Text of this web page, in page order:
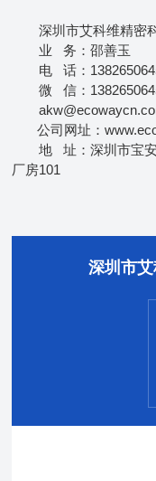
深圳市艾科维精密
业 务：邵善玉
电 话：
微 信：
公司网址：
地 址：深圳市宝安
厂房101
深圳市